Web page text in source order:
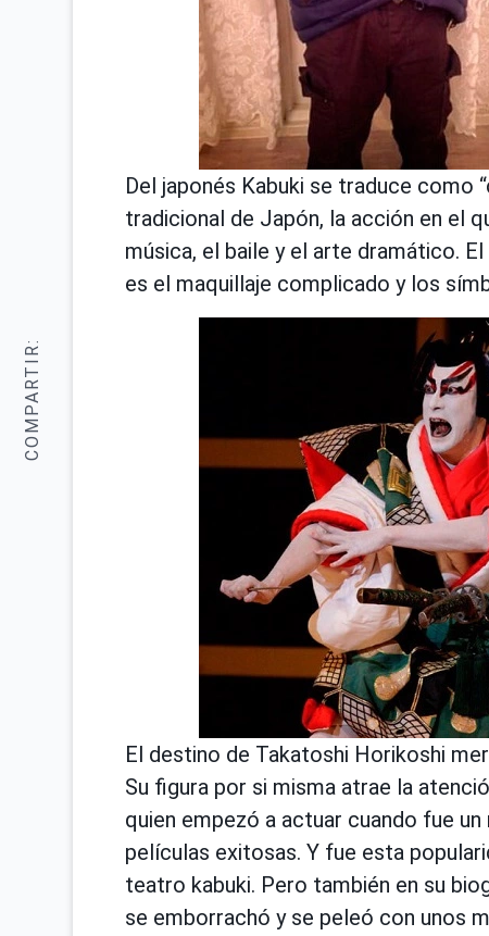
COMPARTIR:
Del japonés Kabuki se traduce como
tradicional de Japón, la acción en el
música, el baile y el arte dramático.
es el maquillaje complicado y los
El destino de Takatoshi Horikoshi
Su figura por si misma atrae la
quien empezó a actuar cuando fue
películas exitosas. Y fue esta
teatro kabuki. Pero también en su
se emborrachó y se peleó con unos